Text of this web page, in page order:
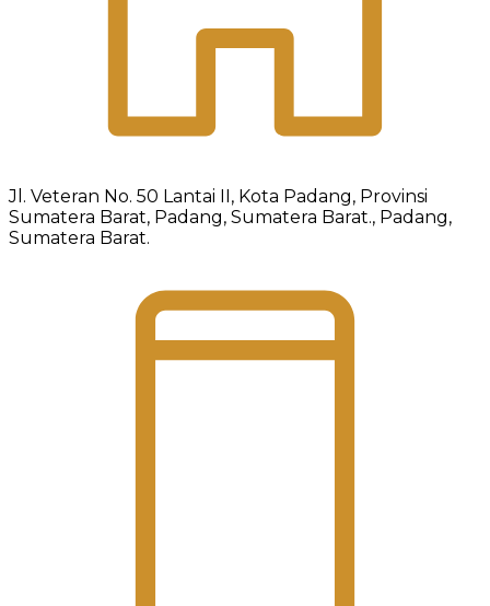
Jl. Veteran No. 50 Lantai II, Kota Padang, Provinsi
Sumatera Barat, Padang, Sumatera Barat., Padang,
Sumatera Barat.